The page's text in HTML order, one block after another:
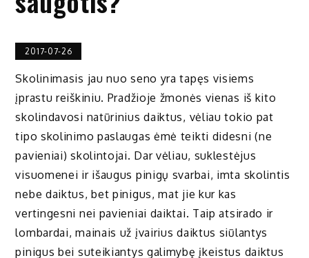
2017-07-26
Skolinimasis jau nuo seno yra tapęs visiems
įprastu reiškiniu. Pradžioje žmonės vienas iš kito
skolindavosi natūrinius daiktus, vėliau tokio pat
tipo skolinimo paslaugas ėmė teikti didesni (ne
pavieniai) skolintojai. Dar vėliau, suklestėjus
visuomenei ir išaugus pinigų svarbai, imta skolintis
nebe daiktus, bet pinigus, mat jie kur kas
vertingesni nei pavieniai daiktai. Taip atsirado ir
lombardai, mainais už įvairius daiktus siūlantys
pinigus bei suteikiantys galimybę įkeistus daiktus